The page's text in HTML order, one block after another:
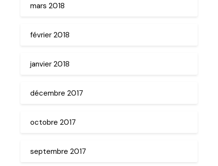
mars 2018
février 2018
janvier 2018
décembre 2017
octobre 2017
septembre 2017